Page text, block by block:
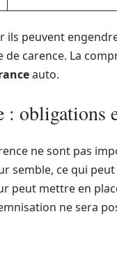
ils peuvent
carence. La
auto.
: obligations
ne sont pas
semble, ce qui
peut mettre en
ne sera